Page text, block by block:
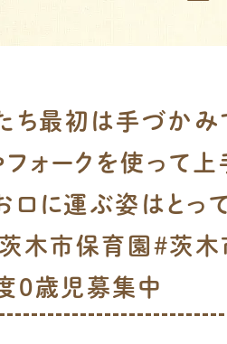
ち最初は手づかみ
ォークを使って上
口に運ぶ姿はとっ
木市保育園#茨木
0歳児募集中